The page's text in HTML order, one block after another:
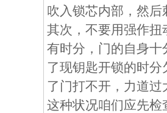
吹入锁芯内部，然
其次，不要用强作扭
有时分，门的自身
了现钥匙开锁的时
了门打不开，力道
这种状况咱们应先